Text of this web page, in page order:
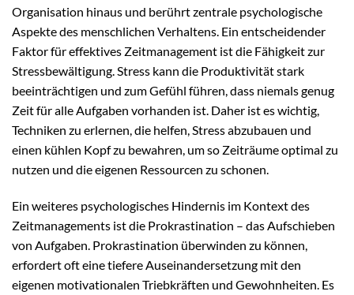
Organisation hinaus und berührt zentrale psychologische
Aspekte des menschlichen Verhaltens. Ein entscheidender
Faktor für effektives Zeitmanagement ist die Fähigkeit zur
Stressbewältigung. Stress kann die Produktivität stark
beeinträchtigen und zum Gefühl führen, dass niemals genug
Zeit für alle Aufgaben vorhanden ist. Daher ist es wichtig,
Techniken zu erlernen, die helfen, Stress abzubauen und
einen kühlen Kopf zu bewahren, um so Zeiträume optimal zu
nutzen und die eigenen Ressourcen zu schonen.
Ein weiteres psychologisches Hindernis im Kontext des
Zeitmanagements ist die Prokrastination – das Aufschieben
von Aufgaben. Prokrastination überwinden zu können,
erfordert oft eine tiefere Auseinandersetzung mit den
eigenen motivationalen Triebkräften und Gewohnheiten. Es